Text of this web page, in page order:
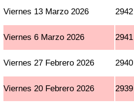
Viernes 13 Marzo 2026 2942
Viernes 6 Marzo 2026 2941
Viernes 27 Febrero 2026 2940
Viernes 20 Febrero 2026 2939